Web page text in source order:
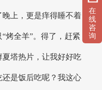
上，更是痒得睡不着
烤全羊”。得了，赶紧
塔热片，让我好好吃
是饭后吃呢？我这心
在
线
咨
询